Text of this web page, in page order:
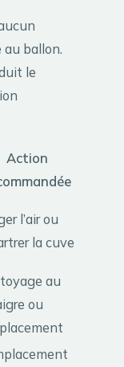
ballon.
le
Action
l’air ou
la cuve
au
ou